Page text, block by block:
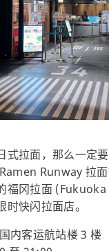
式拉面，那么一定
Runway 拉面
福冈拉面
快闪拉面店。
内客运航站楼 3 楼